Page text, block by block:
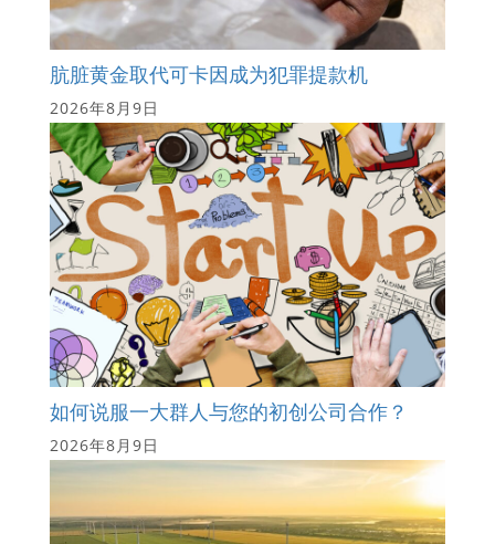
肮脏黄金取代可卡因成为犯罪提款机
2026年8月9日
如何说服一大群人与您的初创公司合作？
2026年8月9日